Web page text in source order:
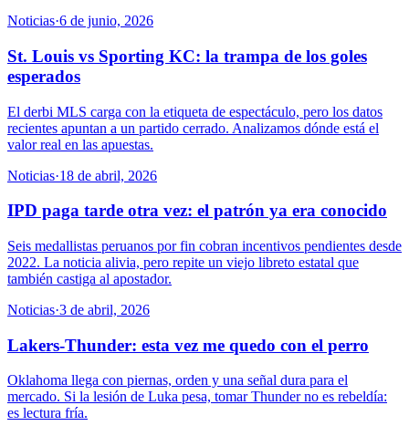
Noticias·6 de junio, 2026
St. Louis vs Sporting KC: la trampa de los goles
esperados
El derbi MLS carga con la etiqueta de espectáculo, pero los datos
recientes apuntan a un partido cerrado. Analizamos dónde está el
valor real en las apuestas.
Noticias·18 de abril, 2026
IPD paga tarde otra vez: el patrón ya era conocido
Seis medallistas peruanos por fin cobran incentivos pendientes desde
2022. La noticia alivia, pero repite un viejo libreto estatal que
también castiga al apostador.
Noticias·3 de abril, 2026
Lakers-Thunder: esta vez me quedo con el perro
Oklahoma llega con piernas, orden y una señal dura para el
mercado. Si la lesión de Luka pesa, tomar Thunder no es rebeldía:
es lectura fría.